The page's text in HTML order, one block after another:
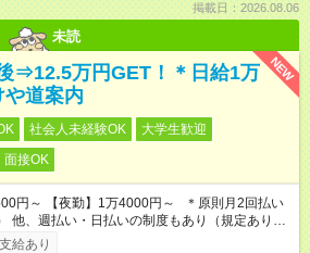
掲載日：2026.08.06
未読
NEW
⇒12.5万円GET！＊日給1万
道案内
社会人未経験OK
大学生歓迎
面接OK
円～ 【夜勤】1万4000円～ ＊原則月2回払い
他、週払い・日払いの制度もあり（規定あり）
給あり